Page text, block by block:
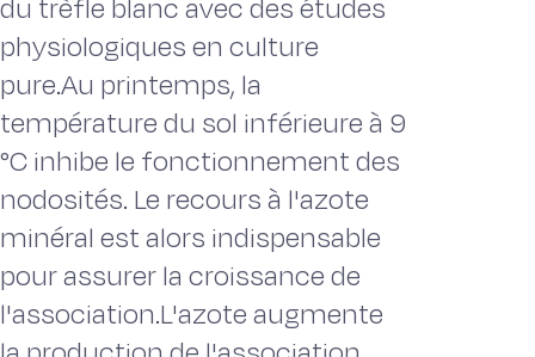
du trèfle blanc avec des études
physiologiques en culture
pure.Au printemps, la
température du sol inférieure à 9
°C inhibe le fonctionnement des
nodosités. Le recours à l'azote
minéral est alors indispensable
pour assurer la croissance de
l'association.L'azote augmente